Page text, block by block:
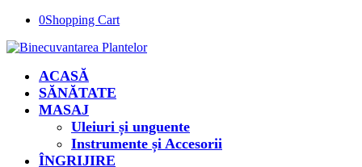
0Shopping Cart
ACASĂ
SĂNĂTATE
MASAJ
Uleiuri și unguente
Instrumente și Accesorii
ÎNGRIJIRE